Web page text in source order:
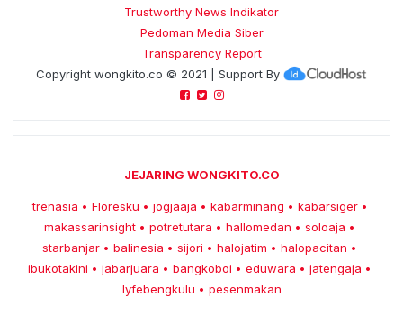
Trustworthy News Indikator
Pedoman Media Siber
Transparency Report
Copyright wongkito.co © 2021 | Support By
JEJARING WONGKITO.CO
trenasia • Floresku • jogjaaja • kabarminang • kabarsiger •
makassarinsight • potretutara • hallomedan • soloaja •
starbanjar • balinesia • sijori • halojatim • halopacitan •
ibukotakini • jabarjuara • bangkoboi • eduwara • jatengaja •
lyfebengkulu • pesenmakan